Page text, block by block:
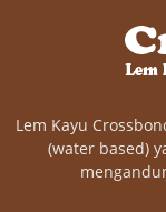
Lem Kayu
(water based)